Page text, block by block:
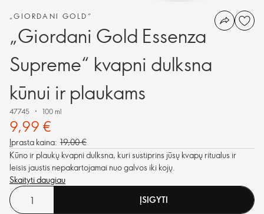
„GIORDANI GOLD“
„Giordani Gold Essenza
Supreme“ kvapni dulksna
kūnui ir plaukams
47745 100 ml
9,99 €
Įprasta kaina: 19,00 €
Kūno ir plaukų kvapni dulksna, kuri sustiprins jūsų kvapų ritualus ir
leisis jaustis nepakartojamai nuo galvos iki kojų.
Skaityti daugiau
ĮSIGYTI